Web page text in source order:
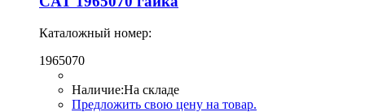
Каталожный номер:
1965070
Наличие:На складе
Предложить свою цену на товар.